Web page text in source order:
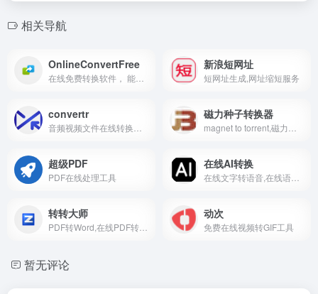
相关导航
OnlineConvertFree 新浪短网址
短网址生成,网址缩短服务
convertr 磁力种子转换器
超级PDF
PDF在线处理工具
在线AI转换
转转大师 动次
免费在线视频转GIF工具
暂无评论